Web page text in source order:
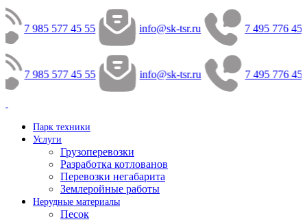
7 985 577 45 55 info@sk-tsr.ru 7 495 776 45
7 985 577 45 55 info@sk-tsr.ru 7 495 776 45
Парк техники
Услуги
Грузоперевозки
Разработка котлованов
Перевозки негабарита
Землеройные работы
Нерудные материалы
Песок